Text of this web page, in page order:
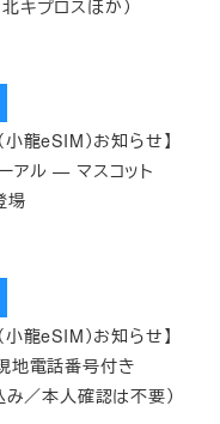
北キプロスほか）
龍eSIM）お知らせ】
アル — マスコット
場
龍eSIM）お知らせ】
地電話番号付き
み／本人確認は不要）